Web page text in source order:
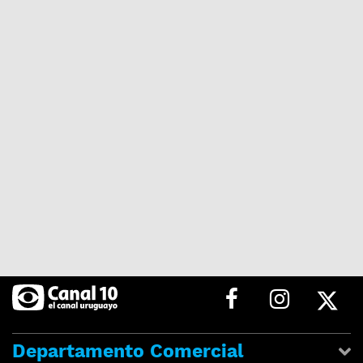
Departamento Comercial